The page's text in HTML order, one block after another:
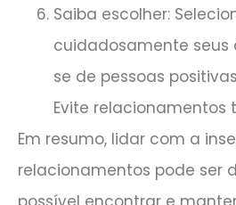
Saiba escolher:
cuidadosamente seus
se de pessoas
Evite relacionamentos
Em resumo, lidar com a
relacionamentos pode ser